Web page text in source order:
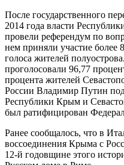
После государственного
2014 года власти
провели референдум по
нем приняли участие
голоса жителей
проголосовали 96,77
процента жителей
России Владимир Путин
Республики Крым и
был ратифицирован
Ранее сообщалось, что в
воссоединения Крыма с
12-й годовщине этого